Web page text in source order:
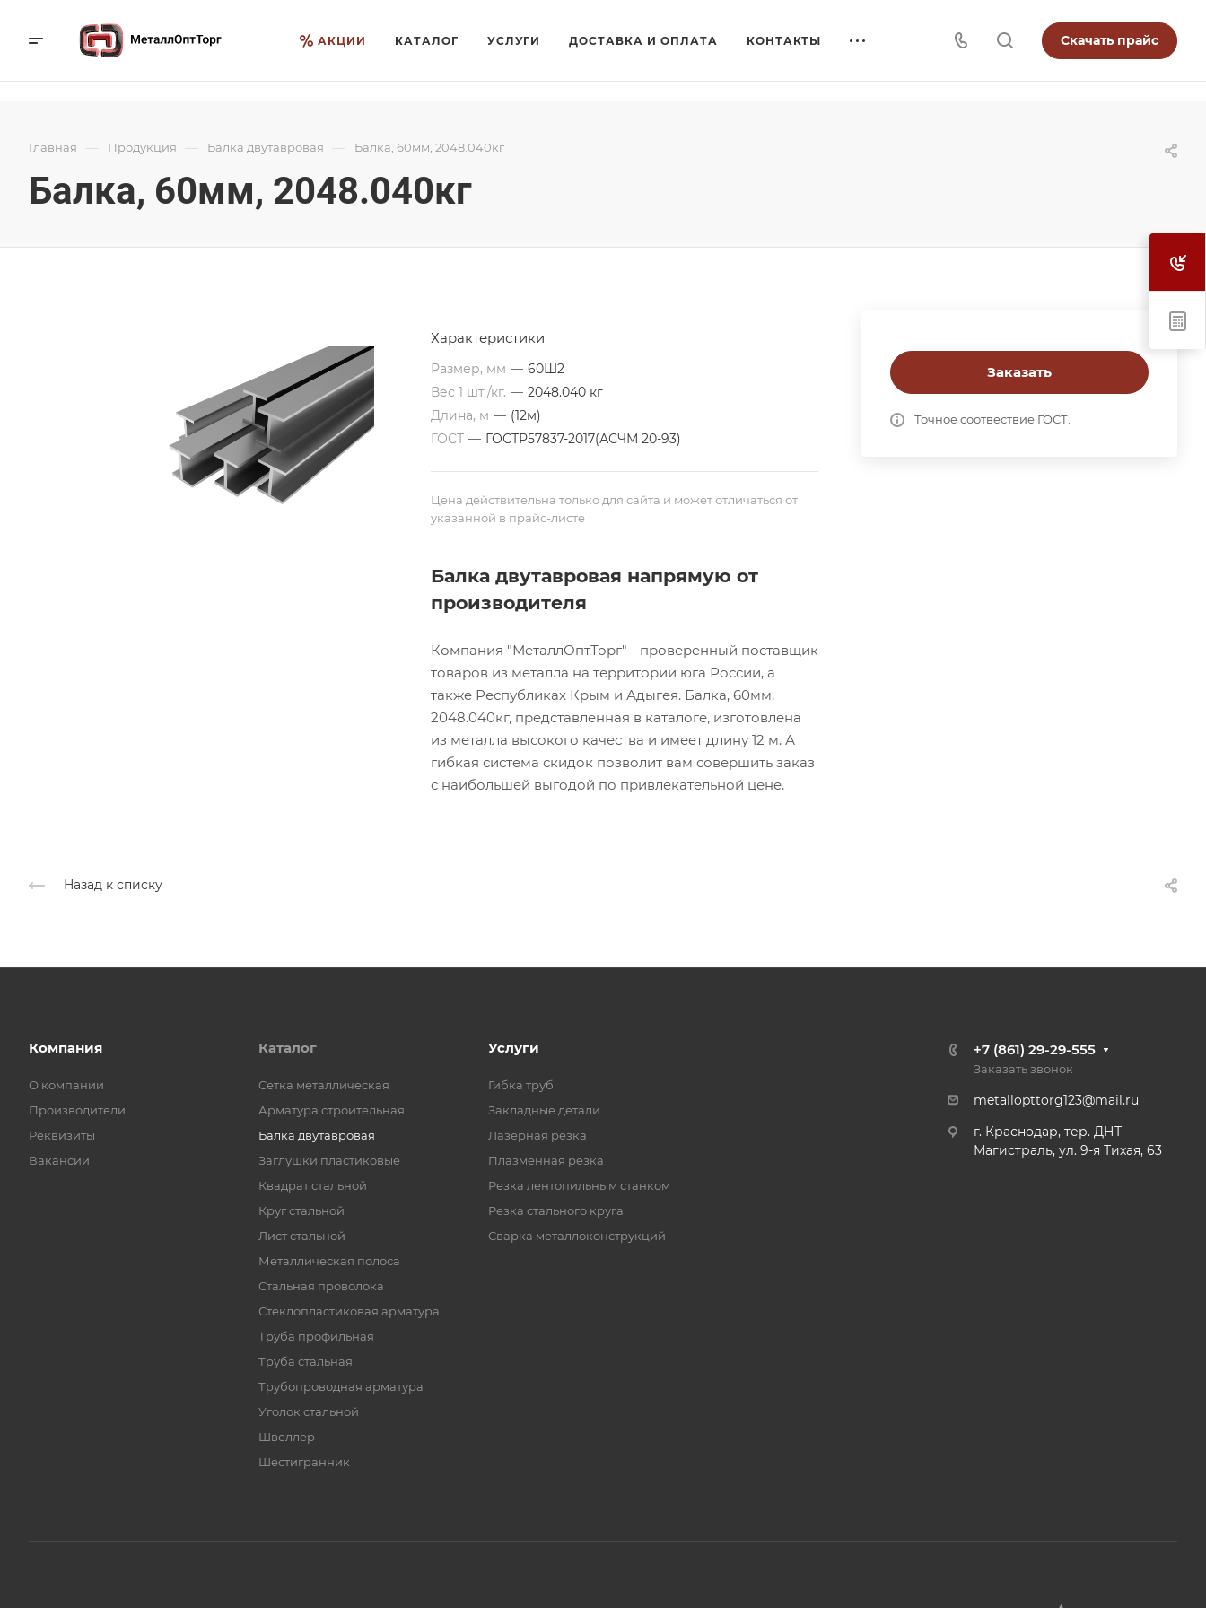
АКЦИИ КАТАЛОГ УСЛУГИ ДОСТАВКА И ОПЛАТА КОНТАКТЫ Скачать прайс
Главная — Продукция — Балка двутавровая — Балка, 60мм, 2048.040кг
Балка, 60мм, 2048.040кг
Заказать
Точное соотвествие ГОСТ.
Характеристики
Размер, мм — 60Ш2
Вес 1 шт./кг. — 2048.040 кг
Длина, м — (12м)
ГОСТ — ГОСТР57837-2017(АСЧМ 20-93)
Цена действительна только для сайта и может отличаться от
указанной в прайс-листе
Балка двутавровая напрямую от
производителя
Компания "МеталлОптТорг" - проверенный поставщик
товаров из металла на территории юга России, а
также Республиках Крым и Адыгея. Балка, 60мм,
2048.040кг, представленная в каталоге, изготовлена
из металла высокого качества и имеет длину 12 м. А
гибкая система скидок позволит вам совершить заказ
с наибольшей выгодой по привлекательной цене.
Назад к списку
Компания
О компании
Производители
Реквизиты
Вакансии
Каталог
Cетка металлическая
Арматура строительная
Балка двутавровая
Заглушки пластиковые
Квадрат стальной
Круг стальной
Лист стальной
Металлическая полоса
Стальная проволока
Стеклопластиковая арматура
Труба профильная
Труба стальная
Трубопроводная арматура
Уголок стальной
Швеллер
Шестигранник
Услуги
Гибка труб
Закладные детали
Лазерная резка
Плазменная резка
Резка лентопильным станком
Резка стального круга
Сварка металлоконструкций
+7 (861) 29-29-555
Заказать звонок
metallopttorg123@mail.ru
г. Краснодар, тер. ДНТ
Магистраль, ул. 9-я Тихая, 63